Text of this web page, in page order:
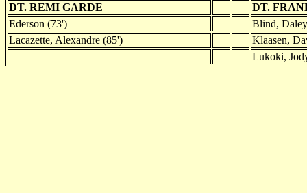
DT. REMI GARDE
DT.
Ederson (73')
Blind,
Lacazette, Alexandre (85')
Klaasen,
Lukoki,